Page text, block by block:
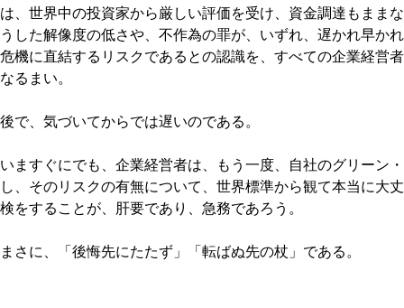
は、世界中の投資家から厳しい評価を受け、資金調達もまま
うした解像度の低さや、不作為の罪が、いずれ、遅かれ早か
危機に直結するリスクであるとの認識を、すべての企業経営
なるまい。
後で、気づいてからでは遅いのである。
いますぐにでも、企業経営者は、もう一度、自社のグリーン
し、そのリスクの有無について、世界標準から観て本当に大
検をすることが、肝要であり、急務であろう。
まさに、「後悔先にたたず」「転ばぬ先の杖」である。